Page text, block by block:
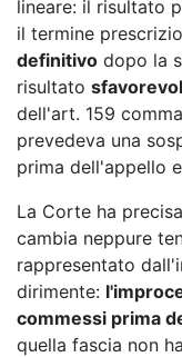
lineare: il risultato
il termine
definitivo dopo la
risultato
dell'art. 159
prevedeva una
prima dell'appello
La Corte ha
cambia neppure
rappresentato
dirimente:
commessi prima
quella fascia non